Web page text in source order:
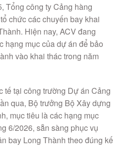
Tổng công ty Cảng hàng
chức các chuyến bay khai
Hiện nay, ACV đang
hạng mục của dự án để bảo
vào khai thác trong năm
tế tại công trường Dự án Cảng
qua, Bộ trưởng Bộ Xây dựng
mục tiêu là các hạng mục
6/2026, sẵn sàng phục vụ
bay Long Thành theo đúng kế